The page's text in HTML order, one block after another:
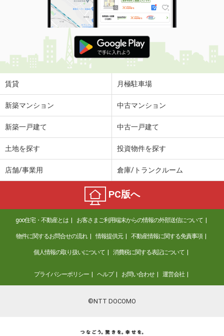
賃貸 月極駐車場
新築マンション 中古マンション
新築一戸建て 中古一戸建て
土地を探す 投資物件を探す
店舗/事業用 倉庫/トランクルーム
PC版へ
goo住宅・不動産とは お客さまご利用端末からの情報の外部送信について
物件に関するお問合せの流れ 情報提供元 不動産情報に関する免責事項
個人情報の取り扱いについて 消費税に関する表記について
プライバシーポリシー ヘルプ お問い合わせ 運営会社
©NTT DOCOMO